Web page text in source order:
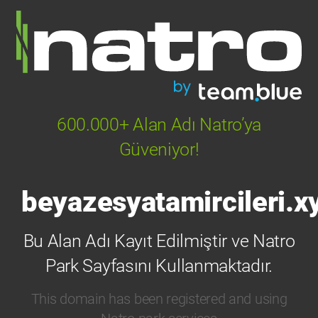
600.000+ Alan Adı Natro’ya
Güveniyor!
Bu Alan Adı Kayıt Edilmiştir ve Natro
Park Sayfasını Kullanmaktadır.
This domain has been registered and using